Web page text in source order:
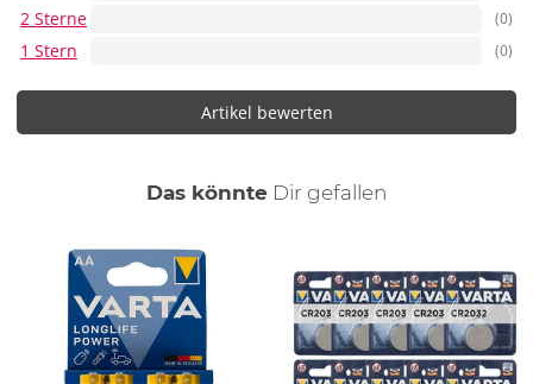
2 Sterne (0)
1 Stern (0)
Artikel bewerten
Das könnte Dir auch
gefallen